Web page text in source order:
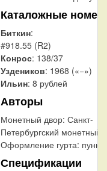
Каталожные
Биткин:
#918.55 (R2)
Конрос: 138/37
Уздеников: 1968 («−»)
Ильин: 8 рублей
Авторы
Монетный двор: Санкт-
Петербургский монетный
Оформление гурта:
Спецификации